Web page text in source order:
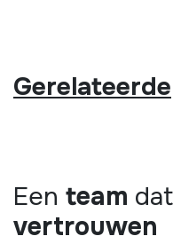
Gerelateerde
Een team
vertrouwen